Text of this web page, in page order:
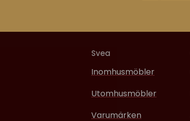
Svea
Inomhusmöbler
Utomhusmöbler
Varumärken